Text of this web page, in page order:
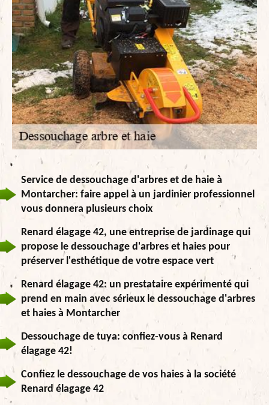
Service de dessouchage d'arbres et de haie à
Montarcher: faire appel à un jardinier professionnel
vous donnera plusieurs choix
Renard élagage 42, une entreprise de jardinage qui
propose le dessouchage d'arbres et haies pour
préserver l'esthétique de votre espace vert
Renard élagage 42: un prestataire expérimenté qui
prend en main avec sérieux le dessouchage d'arbres
et haies à Montarcher
Dessouchage de tuya: confiez-vous à Renard
élagage 42!
Confiez le dessouchage de vos haies à la société
Renard élagage 42